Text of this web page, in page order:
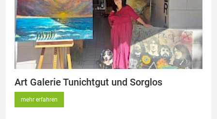
Art Galerie Tunichtgut und Sorglos
mehr erfahren